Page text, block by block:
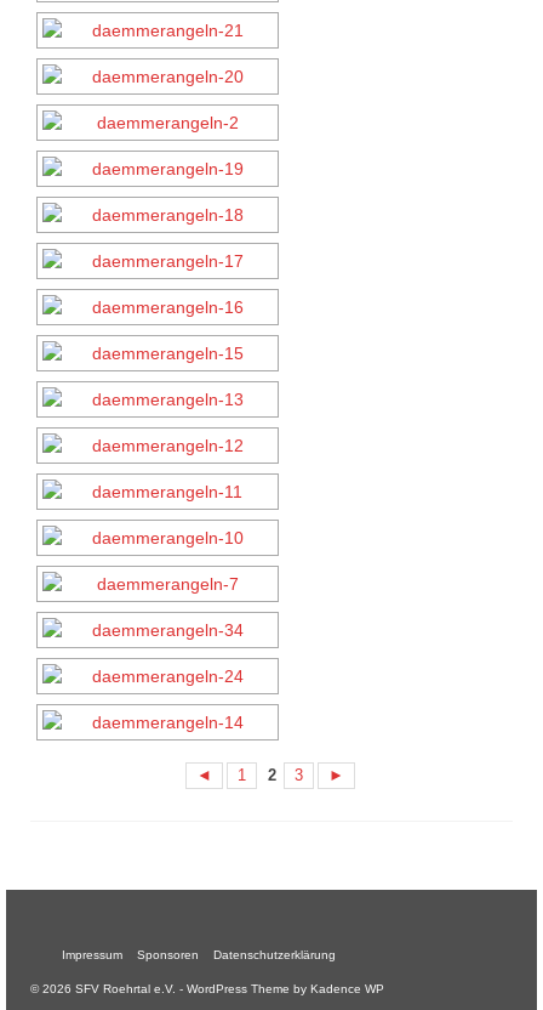
◄ 1 2 3 ►
Impressum Sponsoren Datenschutzerklärung
© 2026 SFV Roehrtal e.V. - WordPress Theme by Kadence WP